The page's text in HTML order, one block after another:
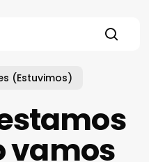
(Estuvimos)
vamos